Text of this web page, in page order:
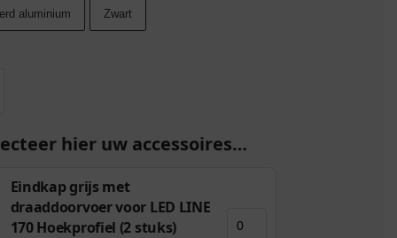
aluminium Zwart
hier uw accessoires…
Eindkap grijs met
draaddoorvoer voor LED LINE
170 Hoekprofiel (2 stuks)